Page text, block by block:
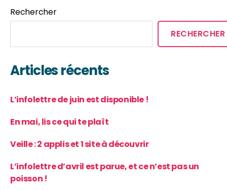
Rechercher
RECHERCHER
Articles récents
L’infolettre de juin est disponible !
En mai, lis ce qui te plaît
Veille : 2 applis et 1 site à découvrir
L’infolettre d’avril est parue, et ce n’est pas un
poisson !